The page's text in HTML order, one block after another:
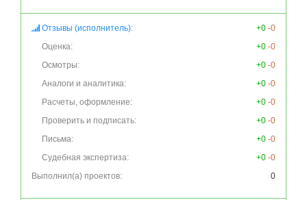
Отзывы (исполнитель): +0 -0
Оценка:
+0 -0
Осмотры:
+0 -0
Аналоги и аналитика:
+0 -0
Расчеты, оформление:
+0 -0
Проверить и подписать:
+0 -0
Письма:
+0 -0
Судебная экспертиза:
+0 -0
Выполнил(а) проектов:
0